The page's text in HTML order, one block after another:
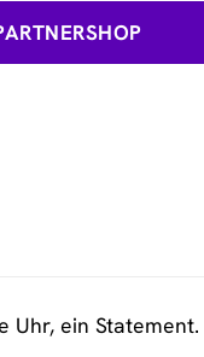
Uhr, ein Statement.